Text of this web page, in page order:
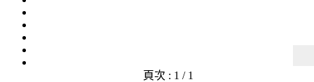
頁次 : 1 / 1